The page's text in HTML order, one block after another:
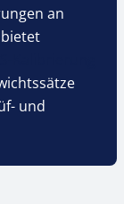
an
und